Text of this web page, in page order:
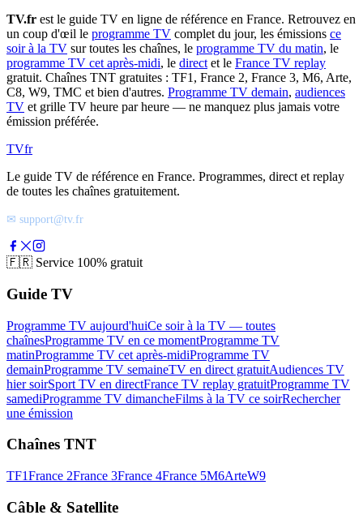
TV.fr est le guide TV en ligne de référence en France. Retrouvez en
un coup d'œil le programme TV complet du jour, les émissions ce
soir à la TV sur toutes les chaînes, le programme TV du matin, le
programme TV cet après-midi, le direct et le France TV replay
gratuit. Chaînes TNT gratuites : TF1, France 2, France 3, M6, Arte,
C8, W9, TMC et bien d'autres. Programme TV demain, audiences
TV et grille TV heure par heure — ne manquez plus jamais votre
émission préférée.
TVfr
Le guide TV de référence en France. Programmes, direct et replay
de toutes les chaînes gratuitement.
✉ support@tv.fr
🇫🇷 Service 100% gratuit
Guide TV
Programme TV aujourd'huiCe soir à la TV — toutes
chaînesProgramme TV en ce momentProgramme TV
matinProgramme TV cet après-midiProgramme TV
demainProgramme TV semaineTV en direct gratuitAudiences TV
hier soirSport TV en directFrance TV replay gratuitProgramme TV
samediProgramme TV dimancheFilms à la TV ce soirRechercher
une émission
Chaînes TNT
TF1France 2France 3France 4France 5M6ArteW9
Câble & Satellite